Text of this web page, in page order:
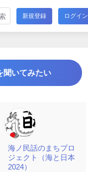
新規登録 ログイン
聞いてみたい
海ノ民話のまちプロ
ジェクト（海と日本
2024）